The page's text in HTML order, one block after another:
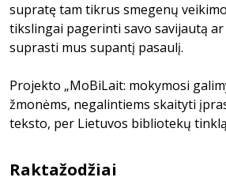
supratę tam tikrus smegenų
tikslingai pagerinti savo savijautą
suprasti mus supantį pasaulį.
Projekto „MoBiLait: mokymosi
žmonėms, negalintiems skaityti
teksto, per Lietuvos bibliotekų
Raktažodžiai